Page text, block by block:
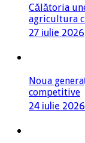
Călătoria
agricultura
27 iulie 2026
Noua
competitive
24 iulie 2026